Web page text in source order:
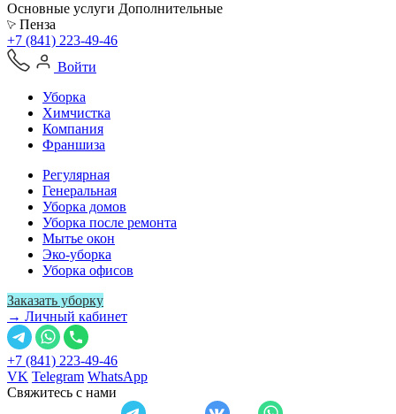
Основные услуги Дополнительные
Пенза
+7 (841) 223-49-46
Войти
Уборка
Химчистка
Компания
Франшиза
Регулярная
Генеральная
Уборка домов
Уборка после ремонта
Мытье окон
Эко-уборка
Уборка офисов
Заказать уборку
→ Личный кабинет
+7 (841) 223-49-46
VK Telegram WhatsApp
Свяжитесь с нами